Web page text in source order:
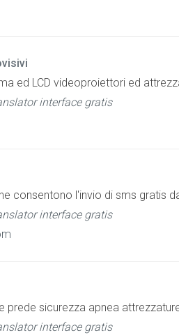
ed LCD videoproiettori ed
interface gratis
consentono l'invio di sms gratis
interface gratis
prede sicurezza apnea
interface gratis